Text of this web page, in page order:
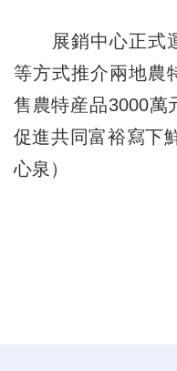
展銷中心正式運
等方式推介兩地農
售農特産品3000萬
促進共同富裕寫下
心泉）